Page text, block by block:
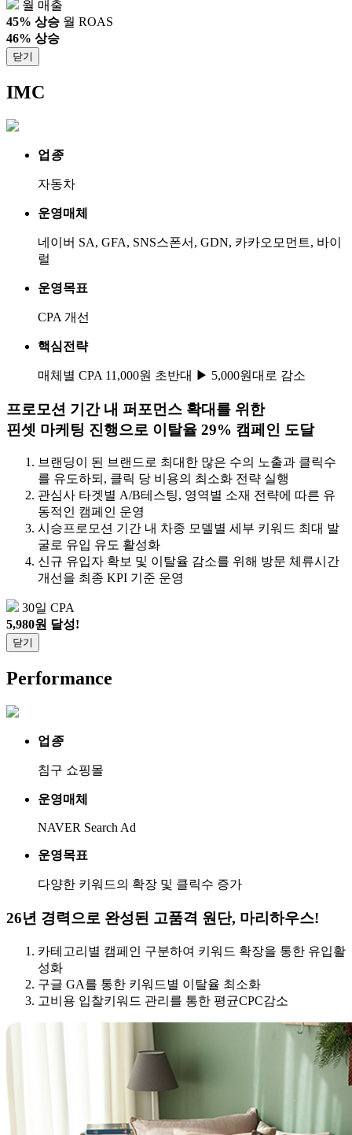
월 매출
45% 상승 월 ROAS
46% 상승
닫기
IMC
업 종
자동차
운영매체
네이버 SA, GFA, SNS스폰서, GDN, 카카오모먼트, 바이
럴
운영목표
CPA 개선
핵심전략
매체별 CPA 11,000원 초반대 ▶ 5,000원대로 감소
프로모션 기간 내 퍼포먼스 확대를 위한
핀셋 마케팅 진행으로 이탈율 29% 캠페인 도달
브랜딩이 된 브랜드로 최대한 많은 수의 노출과 클릭수
를 유도하되, 클릭 당 비용의 최소화 전략 실행
관심사 타겟별 A/B테스팅, 영역별 소재 전략에 따른 유
동적인 캠페인 운영
시승프로모션 기간 내 차종 모델별 세부 키워드 최대 발
굴로 유입 유도 활성화
신규 유입자 확보 및 이탈율 감소를 위해 방문 체류시간
개선을 최종 KPI 기준 운영
30일 CPA
5,980원 달성!
닫기
Performance
업 종
침구 쇼핑몰
운영매체
NAVER Search Ad
운영목표
다양한 키워드의 확장 및 클릭수 증가
26년 경력으로 완성된 고품격 원단, 마리하우스!
카테고리별 캠페인 구분하여 키워드 확장을 통한 유입활
성화
구글 GA를 통한 키워드별 이탈율 최소화
고비용 입찰키워드 관리를 통한 평균CPC감소